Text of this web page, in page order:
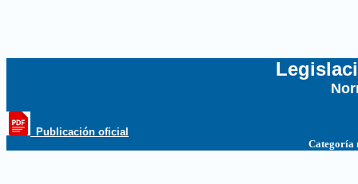
_Publicación oficial